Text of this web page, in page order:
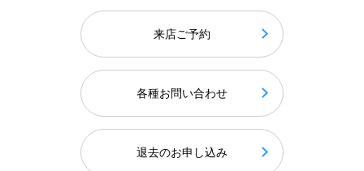
来店ご予約
各種お問い合わせ
退去のお申し込み